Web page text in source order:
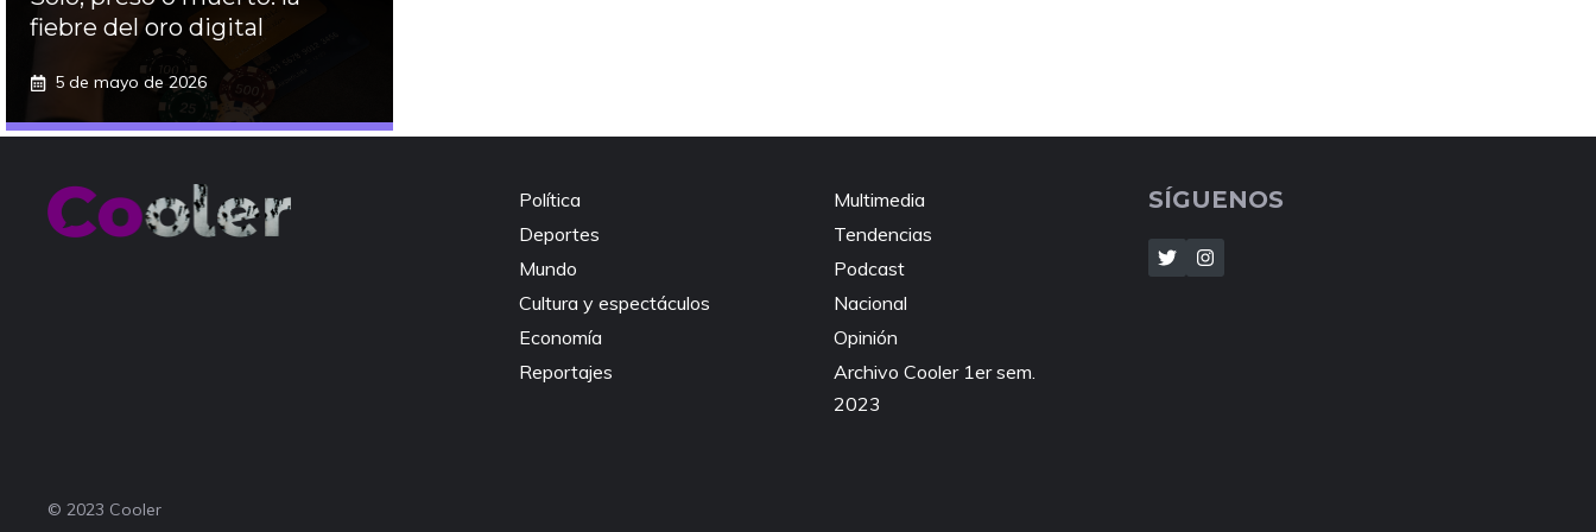
fiebre del oro digital
5 de mayo de 2026
Política
Deportes
Mundo
Cultura y espectáculos
Economía
Reportajes
Multimedia
Tendencias
Podcast
Nacional
Opinión
Archivo Cooler 1er sem.
2023
SÍGUENOS
© 2023 Cooler